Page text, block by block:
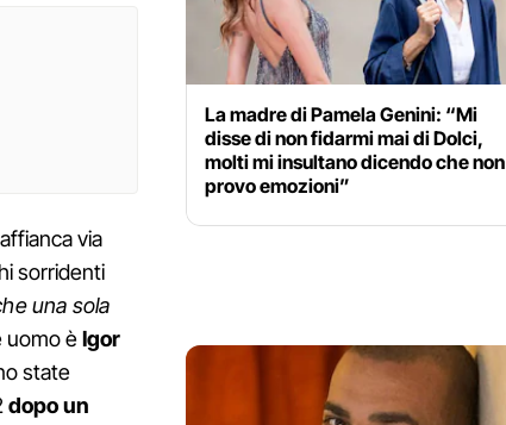
via
sorridenti
una sola
uomo èIgor
state
dopo un
La madre di Pamela Genini: “Mi
disse di non fidarmi mai di Dolci,
molti mi insultano dicendo che non
provo emozioni”